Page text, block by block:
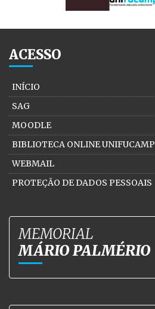
ACESSO
INÍCIO
SAG
MOODLE
BIBLIOTECA ONLINE UNIFUCAMP
WEBMAIL
PROTEÇÃO DE DADOS PESSOAIS
MEMORIAL
MÁRIO PALMÉRIO